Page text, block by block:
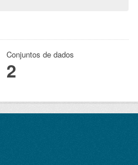
Conjuntos de dados
2